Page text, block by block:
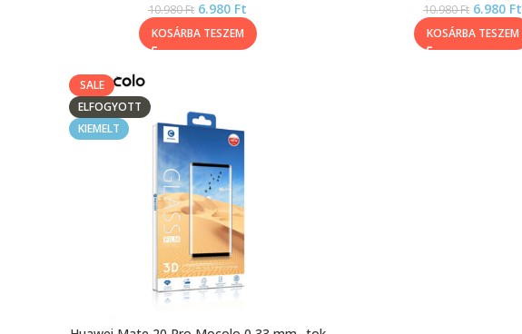
10.980Ft 6.980 Ft
KOSÁRBA TESZEM
10.980Ft 6.980 Ft
KOSÁRBA TESZEM
SALE
ELFOGYOTT
KIEMELT